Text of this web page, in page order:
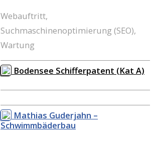
Webauftritt,
Suchmaschinenoptimierung (SEO),
Wartung
Bodensee Schifferpatent (Kat A)
Mathias Guderjahn –
Schwimmbäderbau